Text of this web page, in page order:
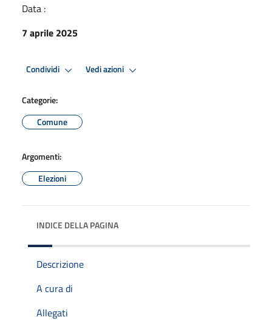
Data :
7 aprile 2025
Condividi Vedi azioni
Categorie:
Comune
Argomenti:
Elezioni
INDICE DELLA PAGINA
Descrizione
A cura di
Allegati